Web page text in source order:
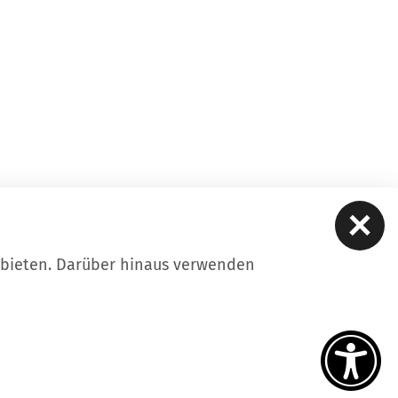
Kontakt Datenschutz
Impressum
Darüber hinaus verwenden